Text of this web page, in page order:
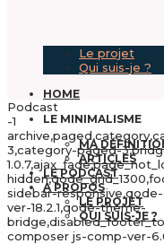
Le projet
Qui suis-je ?
HOME
LE MINIMALISME
MA
ARTICLES
LE PODCAST
A PROPOS
LE PROJET
QUI SUIS-JE ?
Podcast
-1
3,category-paged-
sidebar-
ver-18.2.1,qode-theme-
composer js-comp-ver-